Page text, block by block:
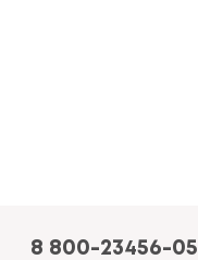
8 800-23456-05